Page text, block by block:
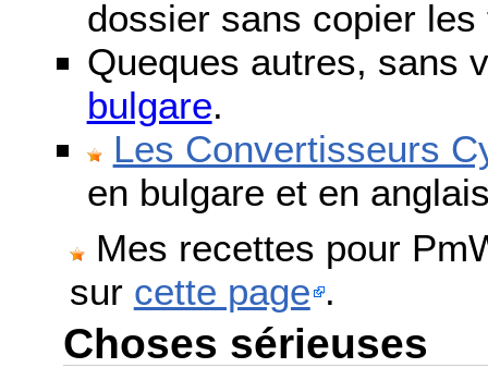
dossier sans copier les
Queques autres, sans
bulgare.
Les Convertisseurs
en bulgare et en
Mes recettes pour
sur cette page .
Choses sérieuses